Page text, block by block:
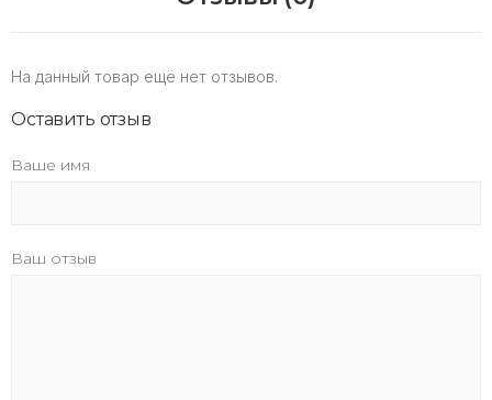
На данный товар ещё нет отзывов.
Оставить отзыв
Ваше имя
Ваш отзыв